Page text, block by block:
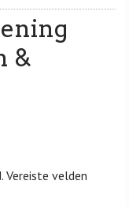
&
Vereiste velden